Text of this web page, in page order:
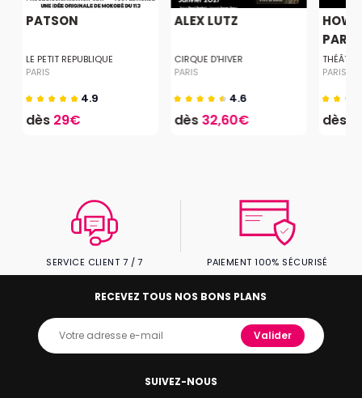
PATSON
LE PETIT REPUBLIQUE
PARIS
4.9
dès 29€
ALEX LUTZ
CIRQUE D'HIVER
PARIS
4.6
dès32,60€
HOW
PARIS
dès
SERVICE CLIENT 7 / 7 PAIEMENT 100% SÉCURISÉ
SUIVEZ-NOUS
RECEVEZ TOUS NOS BONS PLANS
Valider